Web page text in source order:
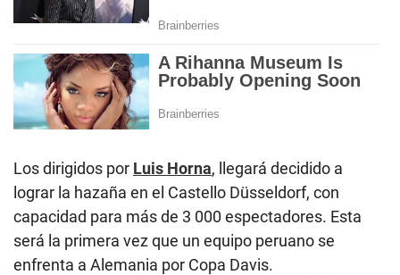
Los dirigidos por Luis Horna, llegará decidido a
lograr la hazaña en el Castello Düsseldorf, con
capacidad para más de 3 000 espectadores. Esta
será la primera vez que un equipo peruano se
enfrenta a Alemania por Copa Davis.